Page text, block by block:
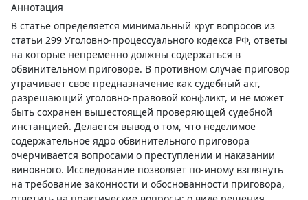
Аннотация
В статье определяется минимальный круг вопросов из
статьи 299 Уголовно-процессуального кодекса РФ, ответы
на которые непременно должны содержаться в
обвинительном приговоре. В противном случае приговор
утрачивает свое предназначение как судебный акт,
разрешающий уголовно-правовой конфликт, и не может
быть сохранен вышестоящей проверяющей судебной
инстанцией. Делается вывод о том, что неделимое
содержательное ядро обвинительного приговора
очерчивается вопросами о преступлении и наказании
виновного. Исследование позволяет по-иному взглянуть
на требование законности и обоснованности приговора,